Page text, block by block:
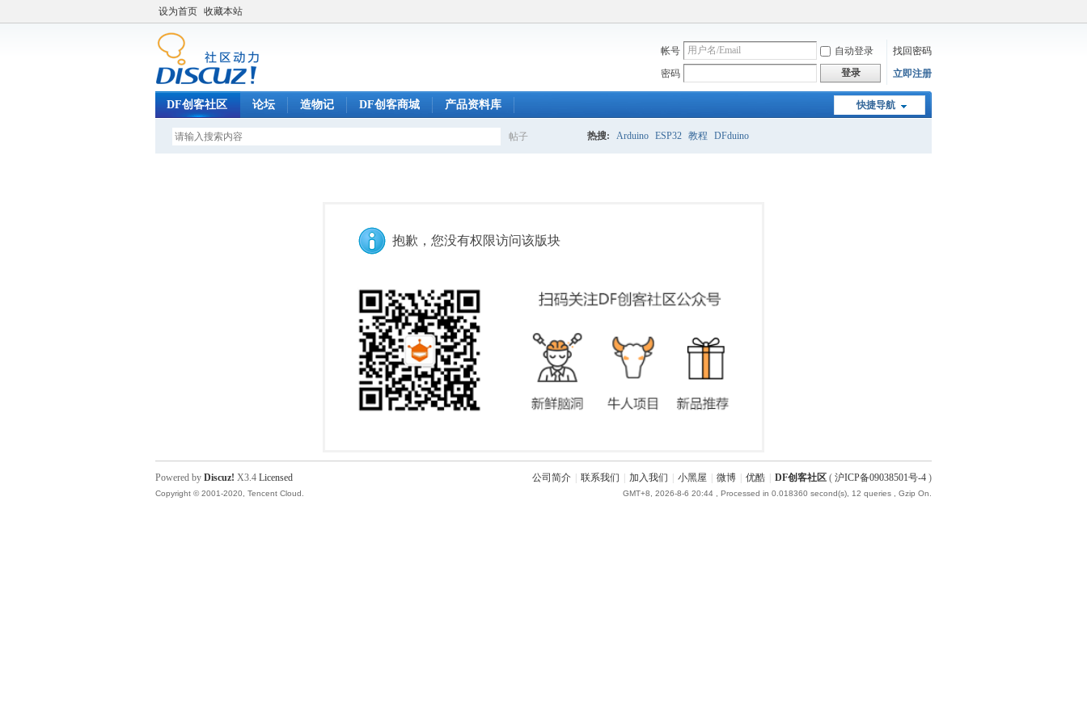
设为首页 收藏本站
帐号 自动登录
找回密码
密码
登录 立即注册
快捷导航
DF创客社区 论坛 造物记 DF创客商城 产品资料库
帖子 热搜: Arduino ESP32 教程 DFduino
抱歉，您没有权限访问该版块
公司简介 联系我们 加入我们 小黑屋 微博 优酷 DF创客社区 ( 沪ICP备09038501号-4 )
GMT+8, 2026-8-6 20:44 , Processed in 0.018360 second(s), 12 queries , Gzip On.
Powered by Discuz! X3.4 Licensed
Copyright © 2001-2020, Tencent Cloud.